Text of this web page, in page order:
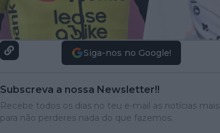
Siga-nos no Google!
Subscreva a nossa Newsletter!!
Recebe todos os dias no teu e-mail as notícias
para não perderes nada do que fazemos.